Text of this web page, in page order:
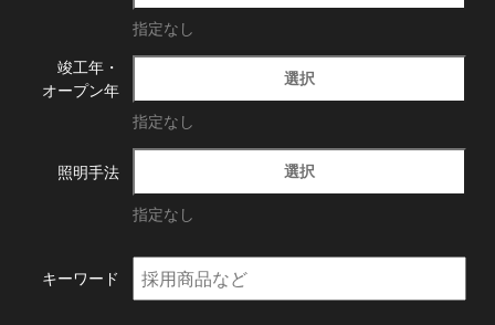
指定なし
竣工年・
オープン年
選択
指定なし
照明手法 選択
指定なし
キーワード